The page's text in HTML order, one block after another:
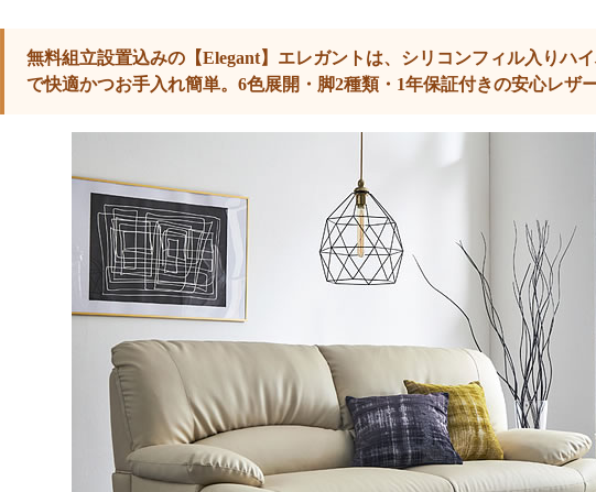
無料組立設置込みの【Elegant】エレガントは、シリコンフィル入りハ
で快適かつお手入れ簡単。6色展開・脚2種類・1年保証付きの安心レザ